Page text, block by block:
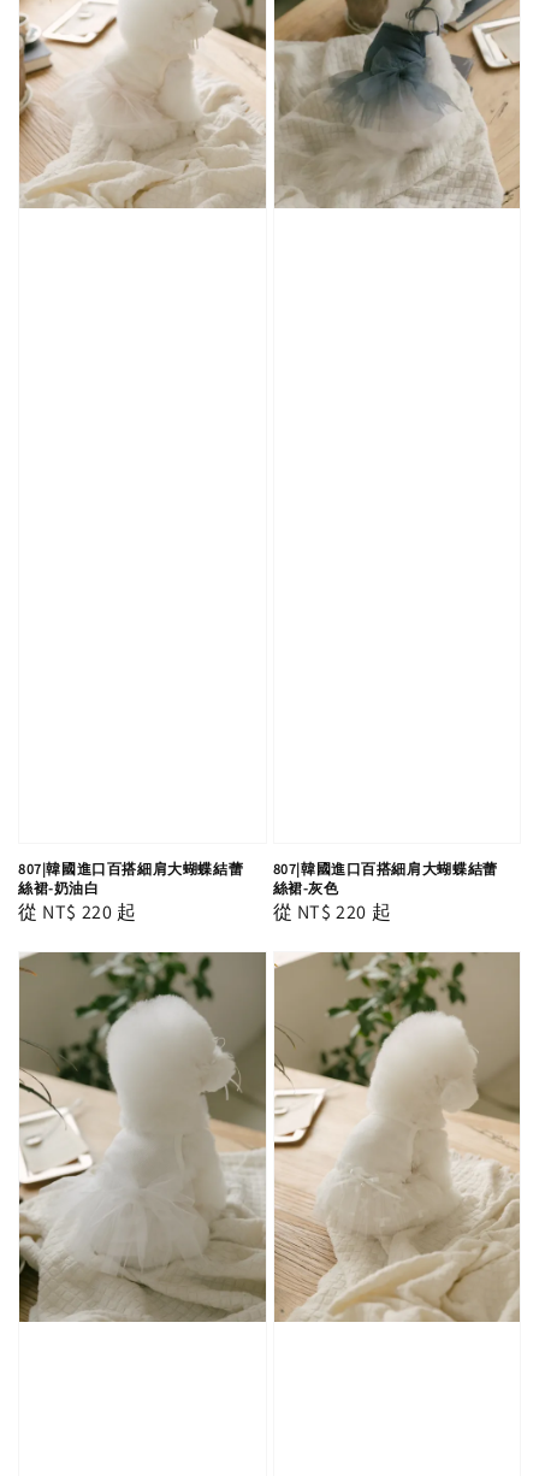
807|韓國進口百搭細肩大蝴蝶結蕾
絲裙-奶油白
Regular
從 NT$ 220 起
807|韓國進口百搭細肩大蝴蝶結蕾
絲裙-灰色
Regular
從 NT$ 220 起